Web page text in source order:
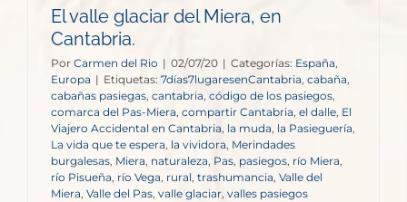
El valle glaciar del Miera, en
Cantabria.
Por Carmen del Rio | 02/07/20 | Categorías: España,
Europa | Etiquetas: 7días7lugaresenCantabria, cabaña,
cabañas pasiegas, cantabria, código de los pasiegos,
comarca del Pas-Miera, compartir Cantabria, el dalle, El
Viajero Accidental en Cantabria, la muda, la Pasieguería,
La vida que te espera, la vividora, Merindades
burgalesas, Miera, naturaleza, Pas, pasiegos, río Miera,
río Pisueña, río Vega, rural, trashumancia, Valle del
Miera, Valle del Pas, valle glaciar, valles pasiegos